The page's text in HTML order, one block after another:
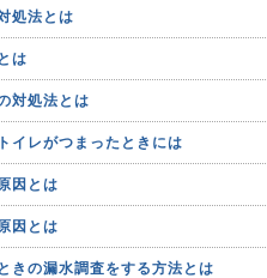
処法とは
は
対処法とは
イレがつまったときには
因とは
因とは
きの漏水調査をする方法とは